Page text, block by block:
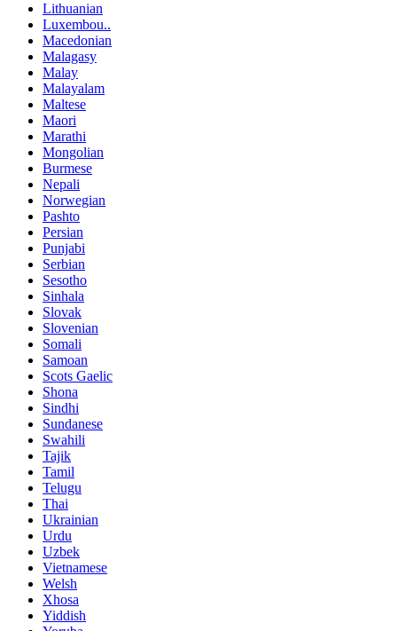
Lithuanian
Luxembou..
Macedonian
Malagasy
Malay
Malayalam
Maltese
Maori
Marathi
Mongolian
Burmese
Nepali
Norwegian
Pashto
Persian
Punjabi
Serbian
Sesotho
Sinhala
Slovak
Slovenian
Somali
Samoan
Scots Gaelic
Shona
Sindhi
Sundanese
Swahili
Tajik
Tamil
Telugu
Thai
Ukrainian
Urdu
Uzbek
Vietnamese
Welsh
Xhosa
Yiddish